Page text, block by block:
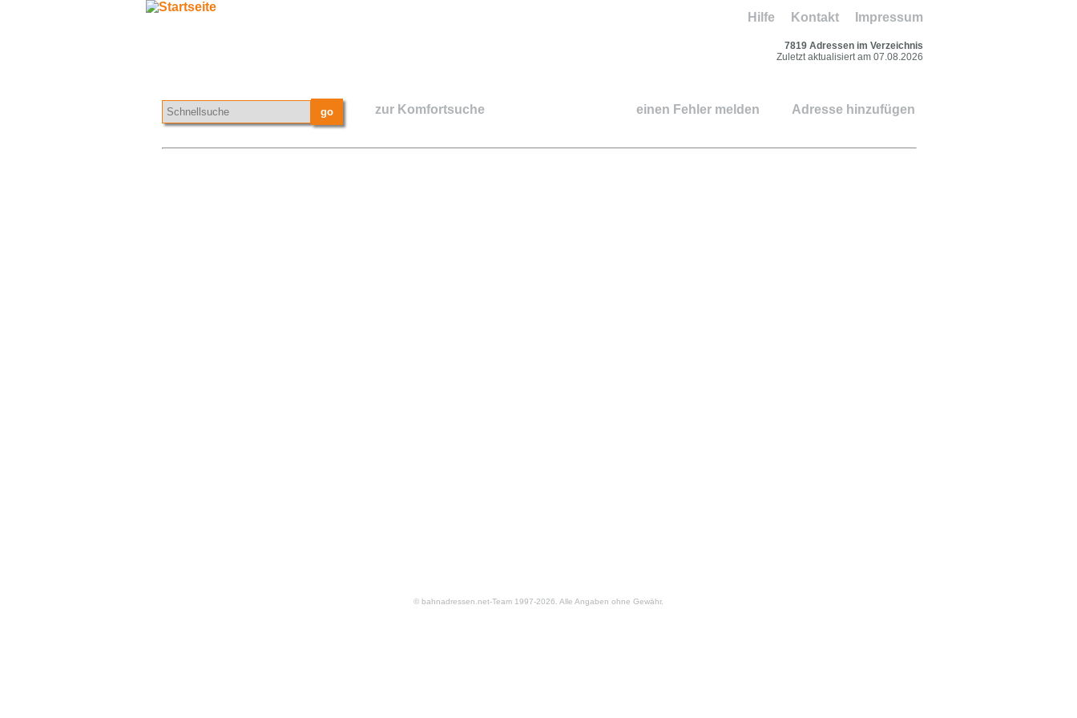
Impressum
Kontakt
Hilfe
7819 Adressen im Verzeichnis
Zuletzt aktualisiert am 07.08.2026
einen Fehler melden Adresse hinzufügen
zur Komfortsuche
© bahnadressen.net-Team 1997-2026. Alle Angaben ohne Gewähr.